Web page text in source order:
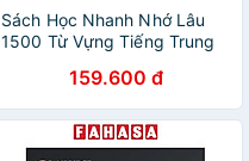
Sách Học Nhanh Nhớ Lâu
1500 Từ Vựng Tiếng Trung
159.600 đ